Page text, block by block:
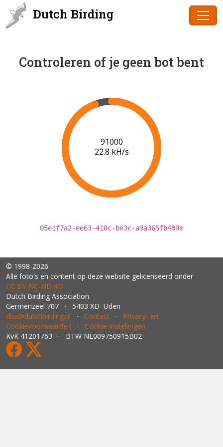
Dutch Birding
Controleren of je geen bot bent
92000
22.0 kH/s
05e1f7a2-ee63-410c-be3c-a9a365fb489e
© 1998-2026
Alle foto's en content op deze website gelicenseerd onder
CC BY‑NC‑ND 4.0
Dutch Birding Association
Germenzeel 707 · 5403 XD Uden
dba@dutchbirding.nl · Contact · Privacy- en
Cookievoorwaarden · Cookie-instellingen
KvK 41201763 · BTW NL009750915B02